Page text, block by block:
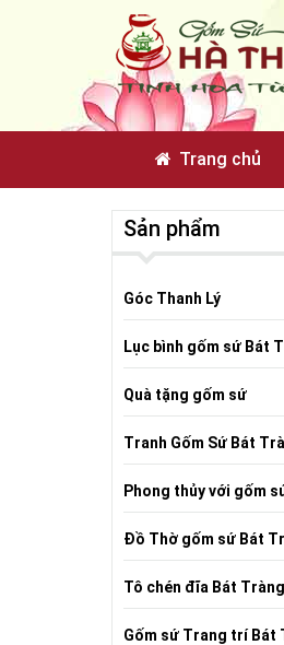
Trang chủ
Sản phẩm
Góc Thanh Lý
Lục bình gốm sứ Bát
Quà tặng gốm sứ
Tranh Gốm Sứ Bát
Phong thủy với gốm
Đồ Thờ gốm sứ Bát
Tô chén đĩa Bát Tràng
Gốm sứ Trang trí Bát